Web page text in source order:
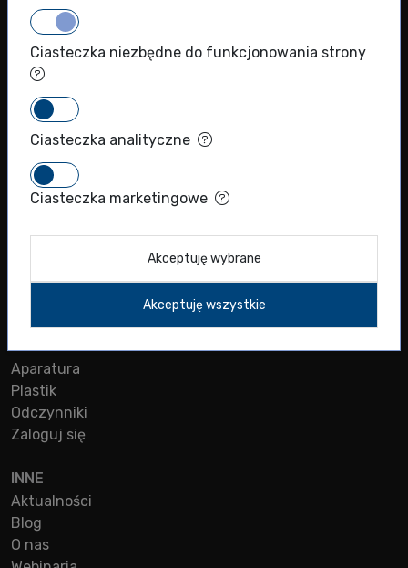
REGON: 012289221
+48 (22) 720 71 40
MENU
Produkty naukowe
Oferta diagnostyczna
Aparatura
Plastik
Odczynniki
Zaloguj się
INNE
Aktualności
Blog
O nas
Ciasteczka niezbędne do funkcjonowania strony
Ciasteczka analityczne
Ciasteczka marketingowe
Akceptuję wybrane
Akceptuję wszystkie